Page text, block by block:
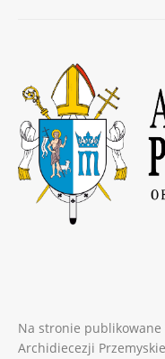
Na stronie
Archidiecezji